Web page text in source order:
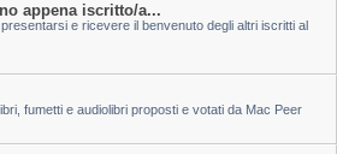
appena iscritto/a...
e ricevere il benvenuto degli altri iscritti al
fumetti e audiolibri proposti e votati da Mac Peer